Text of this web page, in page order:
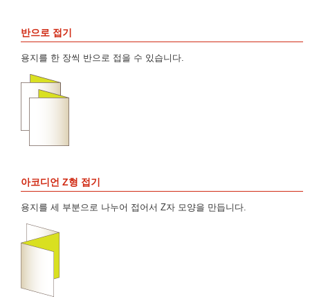
반으로 접기
용지를 한 장씩 반으로 접을 수 있습니다.
아코디언 Z형 접기
용지를 세 부분으로 나누어 접어서 Z자 모양을 만듭니다.